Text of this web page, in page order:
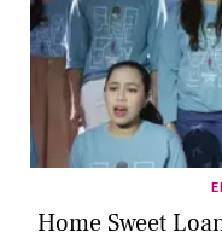
Home Sweet